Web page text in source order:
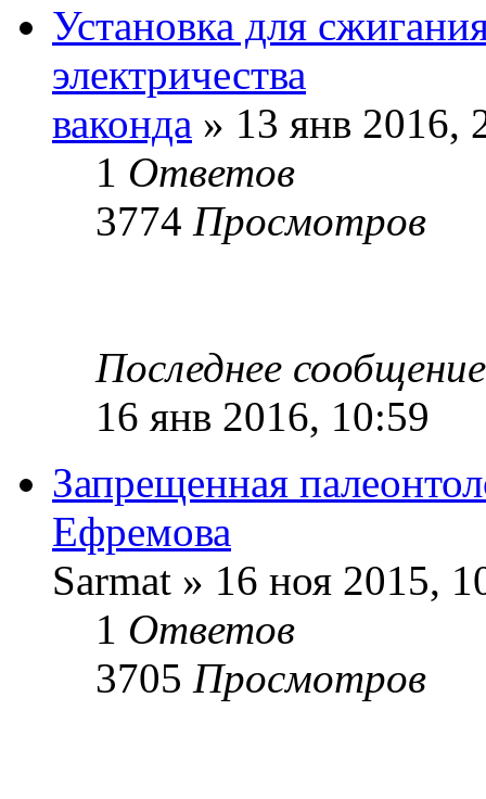
Установка для
электричества
ваконда » 13 янв 2016,
1 Ответов
3774 Просмотров
Последнее
16 янв 2016, 10:59
Запрещенная
Ефремова
Sarmat » 16 ноя 2015,
1 Ответов
3705 Просмотров